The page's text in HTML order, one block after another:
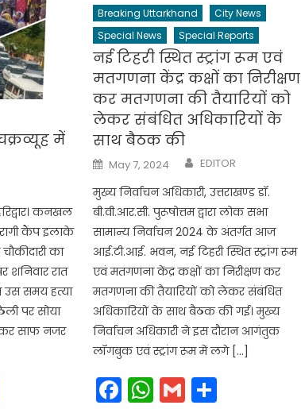
में
कनखल
कैंप इलाके
का
शनिवार रात
उस समय हत्या
पर सोया
साफ नजर
Breaking Uttarkhand
City News
Special News
Special Reports
नई टिहरी स्थित स्ट्रांग रूम एवं
मतगणना केंद्र कक्षों का निरीक्षण
कर मतगणना की तैयारियों को
लेकर संबंधित अधिकारियों के
साथ बैठक की
Posted
on
May 7, 2024 Author
EDITOR
मुख्य निर्वाचन अधिकारी, उत्तराखण्ड डॉ.
बी.वी.आर.सी. पुरूषोत्तम द्वारा लोक सभा
सामान्य निर्वाचन 2024 के अंतर्गत आज
आई.टी.आई. भवन, नई टिहरी स्थित स्ट्रांग रूम
एवं मतगणना केंद्र कक्षों का निरीक्षण कर
मतगणना की तैयारियों को लेकर संबंधित
अधिकारियों के साथ बैठक की गई। मुख्य
निर्वाचन अधिकारी ने इस दौरान आगंतुक
लॉगबुक एवं स्ट्रांग रूम में लगे […]
Facebook
WhatsApp
GmailShare